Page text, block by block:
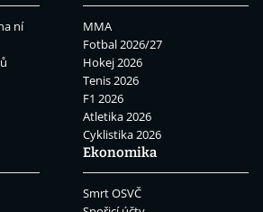
ní
MMA
Fotbal 2026/27
Hokej 2026
Tenis 2026
F1 2026
Atletika 2026
Cyklistika 2026
Ekonomika
Smrt OSVČ